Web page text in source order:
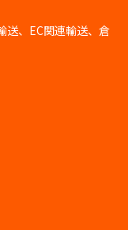
送、EC関連輸送、倉